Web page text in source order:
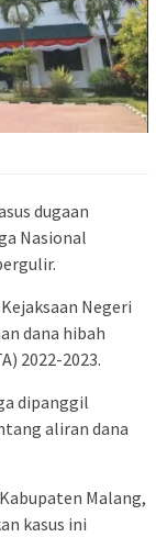
dugaan
Nasional
Negeri
dana hibah
2022-2023.
dipanggil
aliran dana
Malang,
kasus ini